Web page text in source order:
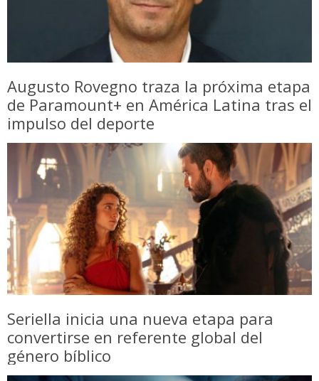
Augusto Rovegno traza la próxima etapa
de Paramount+ en América Latina tras el
impulso del deporte
Seriella inicia una nueva etapa para
convertirse en referente global del
género bíblico